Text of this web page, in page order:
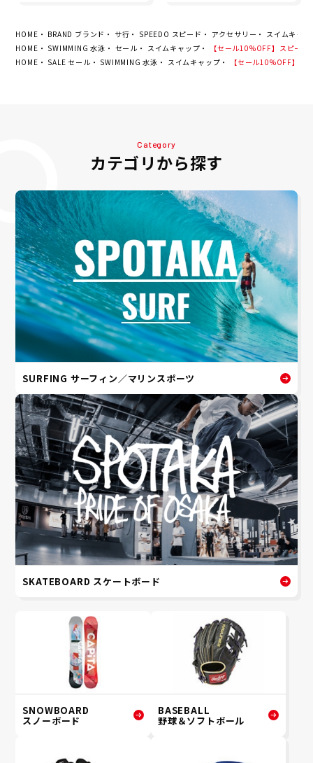
HOME BRAND ブランド サ行 SPEEDO スピード アクセサリー
スイムキャ
HOME
SWIMMING 水泳 セール スイムキャップ
【セール10%OFF】スピー
HOME
SALE セール SWIMMING 水泳 スイムキャップ 【セール10%OFF】ス
Category
カテゴリから探す
SURFING サーフィン／マリンスポーツ
SKATEBOARD スケートボード
SNOWBOARD
スノーボード
BASEBALL
野球＆ソフトボール